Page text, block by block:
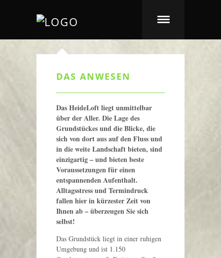
DAS ANWESEN
Das HeideLoft liegt unmittelbar
über der Aller. Die Lage des
Grundstückes und die Blicke, die
sich von dort aus auf den Fluss und
in die weite Landschaft bieten, sind
einzigartig – und bieten beste
Voraussetzungen für einen
entspannenden Aufenthalt.
Alltagsstress und Termindruck
fallen hier in kürzester Zeit von
Ihnen ab – überzeugen Sie sich
selbst!
Das Grundstück liegt in einer ruhigen
Umgebung und ist 1.150